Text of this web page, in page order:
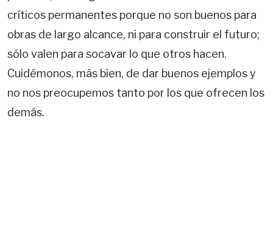
críticos permanentes porque no son buenos para
obras de largo alcance, ni para construir el futuro;
sólo valen para socavar lo que otros hacen.
Cuidémonos, más bien, de dar buenos ejemplos y
no nos preocupemos tanto por los que ofrecen los
demás.